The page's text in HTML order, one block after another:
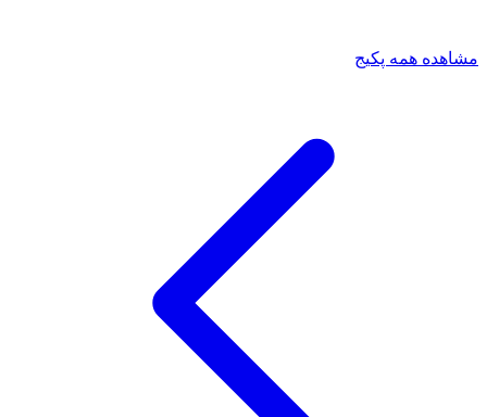
مشاهده همه پکیج